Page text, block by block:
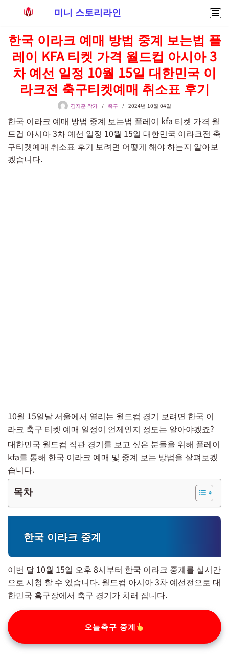
텐
츠
로
건
기
미니 스토리라인
한국 이라크 예매 방법 중계 보는법 플
레이 KFA 티켓 가격 월드컵 아시아 3
차 예선 일정 10월 15일 대한민국 이
라크전 축구티켓예매 취소표 후기
김지훈 작가 축구 2024년 10월 04일
한국 이라크 예매 방법 중계 보는법 플레이 kfa 티켓 가격 월
드컵 아시아 3차 예선 일정 10월 15일 대한민국 이라크전 축
구티켓예매 취소표 후기 보려면 어떻게 해야 하는지 알아보
겠습니다.
10월 15일날 서울에서 열리는 월드컵 경기 보려면 한국 이
라크 축구 티켓 예매 일정이 언제인지 정도는 알아야겠죠?
대한민국 월드컵 직관 경기를 보고 싶은 분들을 위해 플레이
kfa를 통해 한국 이라크 예매 및 중계 보는 방법을 살펴보겠
습니다.
목차
한국 이라크 중계
이번 달 10월 15일 오후 8시부터 한국 이라크 중계를 실시간
으로 시청 할 수 있습니다. 월드컵 아시아 3차 예선전으로 대
한민국 홈구장에서 축구 경기가 치러 집니다.
오늘축구 중계